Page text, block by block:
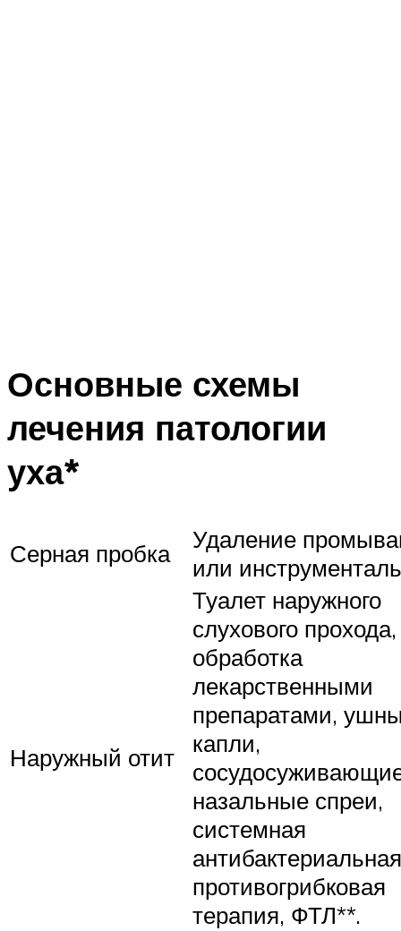
Основные схемы
лечения патологии
уха*
Серная пробка
Удаление
или
Наружный отит
Туалет наружного
слухового прохода,
обработка
лекарственными
препаратами,
капли,
назальные спреи,
системная
противогрибковая
терапия, ФТЛ**.